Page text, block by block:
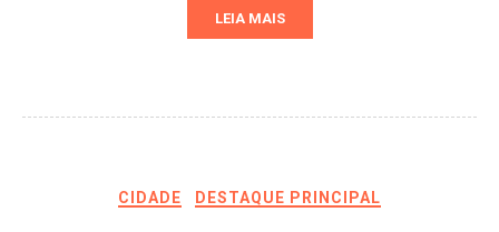
LEIA MAIS
CIDADE DESTAQUE PRINCIPAL